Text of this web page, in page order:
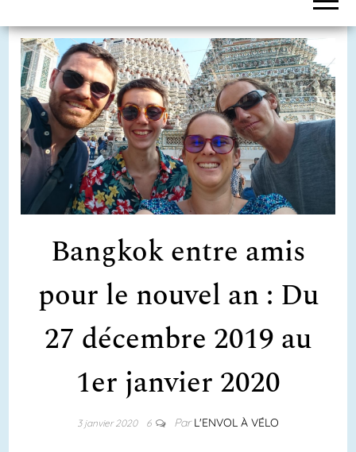
Bangkok entre amis
pour le nouvel an : Du
27 décembre 2019 au
1er janvier 2020
3 janvier 2020 6 ParL'ENVOL À VÉLO